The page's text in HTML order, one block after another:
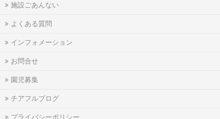
施設ごあんない
よくある質問
インフォメーション
お問合せ
園児募集
チアフルブログ
プライバシーポリシー